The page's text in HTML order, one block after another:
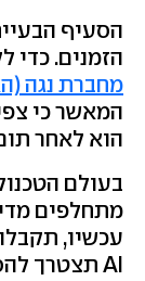
הסעיף
הזמנים. כדי
מחברת נגה
המאשר כי
הוא לאחר תום
בעולם
מתחלפים
עכשיו,
AI תצטרך להסתדר, כנראה, עם אנרגיה אחרת.